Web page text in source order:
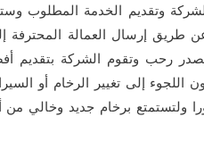
وتقديم الخدمة المطلوب
طريق إرسال العمالة
رحب وتقوم الشركة
اللجوء إلى تغيير الرخام أو
ولتستمتع برخام جديد وخالي